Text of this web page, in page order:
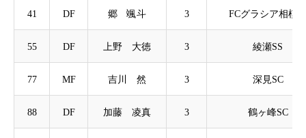
41 DF 郷 颯斗 3 FCグラシア相模
55 DF 上野 大徳 3 綾瀬SS
77 MF 吉川 然 3 深見SC
88 DF 加藤 凌真 3 鶴ヶ峰SC